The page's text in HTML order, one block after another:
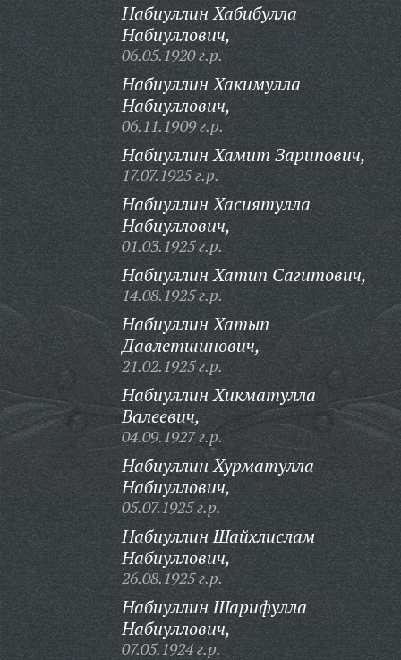
Набиуллин Хабибулла
Набиуллович,
06.05.1920 г.р.
Набиуллин Хакимулла
Набиуллович,
06.11.1909 г.р.
Набиуллин Хамит Зарипович,
17.07.1925 г.р.
Набиуллин Хасиятулла
Набиуллович,
01.03.1925 г.р.
Набиуллин Хатип Сагитович,
14.08.1925 г.р.
Набиуллин Хатып
Давлетшинович,
21.02.1925 г.р.
Набиуллин Хикматулла
Валеевич,
04.09.1927 г.р.
Набиуллин Хурматулла
Набиуллович,
05.07.1925 г.р.
Набиуллин Шайхлислам
Набиуллович,
26.08.1925 г.р.
Набиуллин Шарифулла
Набиуллович,
07.05.1924 г.р.